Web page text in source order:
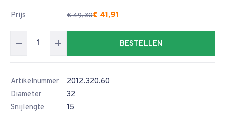
Prijs € 49,30€ 41,91
BESTELLEN
Artikelnummer
2012.320.60
Diameter
32
Snijlengte
15